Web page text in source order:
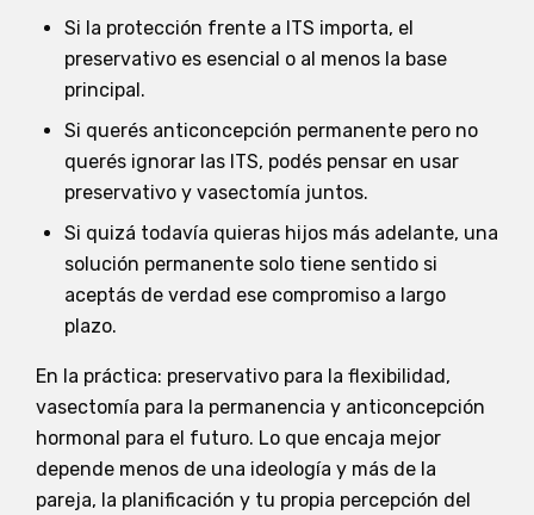
Si la protección frente a ITS importa, el
preservativo es esencial o al menos la base
principal.
Si querés anticoncepción permanente pero no
querés ignorar las ITS, podés pensar en usar
preservativo y vasectomía juntos.
Si quizá todavía quieras hijos más adelante, una
solución permanente solo tiene sentido si
aceptás de verdad ese compromiso a largo
plazo.
En la práctica: preservativo para la flexibilidad,
vasectomía para la permanencia y anticoncepción
hormonal para el futuro. Lo que encaja mejor
depende menos de una ideología y más de la
pareja, la planificación y tu propia percepción del